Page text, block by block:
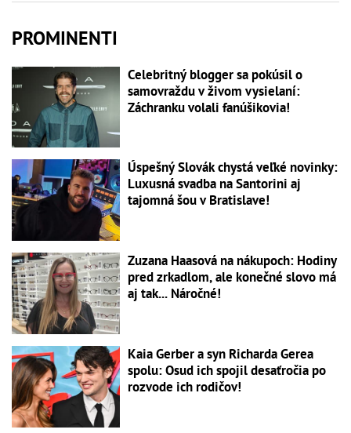
PROMINENTI
Celebritný blogger sa pokúsil o
samovraždu v živom vysielaní:
Záchranku volali fanúšikovia!
Úspešný Slovák chystá veľké novinky:
Luxusná svadba na Santorini aj
tajomná šou v Bratislave!
Zuzana Haasová na nákupoch: Hodiny
pred zrkadlom, ale konečné slovo má
aj tak... Náročné!
Kaia Gerber a syn Richarda Gerea
spolu: Osud ich spojil desaťročia po
rozvode ich rodičov!